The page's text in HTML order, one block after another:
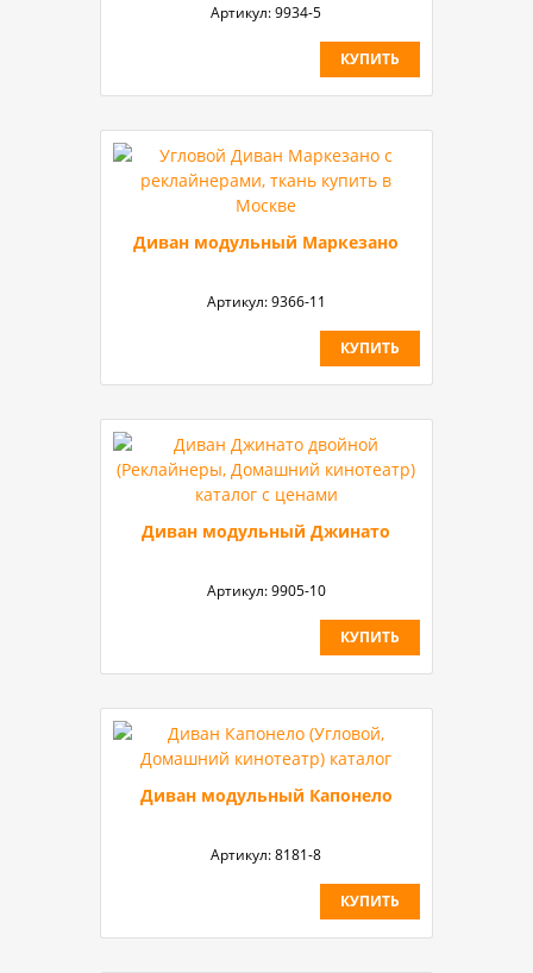
Артикул:9934-5
КУПИТЬ
Диван модульный Маркезано
Артикул:9366-11
КУПИТЬ
Диван модульный Джинато
Артикул:9905-10
КУПИТЬ
Диван модульный Капонело
Артикул:8181-8
КУПИТЬ